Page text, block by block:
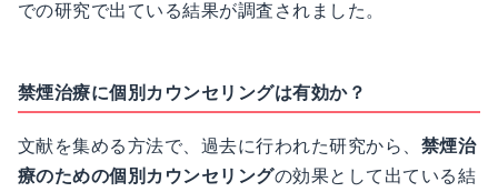
での研究で出ている結果が調査されました。
禁煙治療に個別カウンセリングは有効か？
文献を集める方法で、過去に行われた研究から、 禁煙治
療のための個別カウンセリングの効果として出ている結